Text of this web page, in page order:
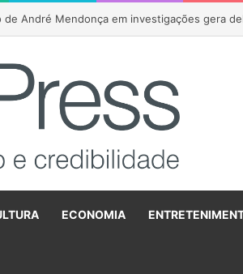
de André Mendonça em investigações gera
ECONOMIA